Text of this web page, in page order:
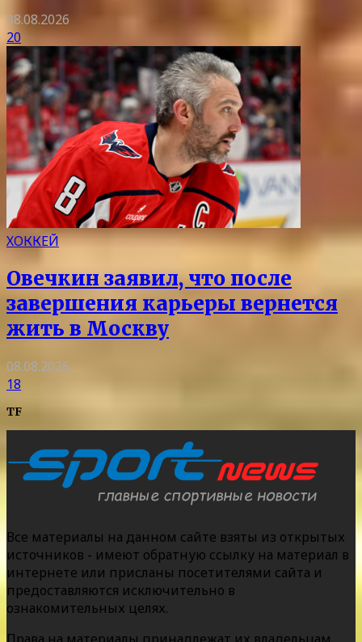
08.08.2026
20
ХОККЕЙ
Овечкин заявил, что после
завершения карьеры вернется
жить в Москву
08.08.2026
18
TF
Все материалы на данном сайте взяты из открытых
источников - имеют обратную ссылку на материал в
интернете или присланы посетителями сайта и
предоставляются исключительно в
ознакомительных целях.